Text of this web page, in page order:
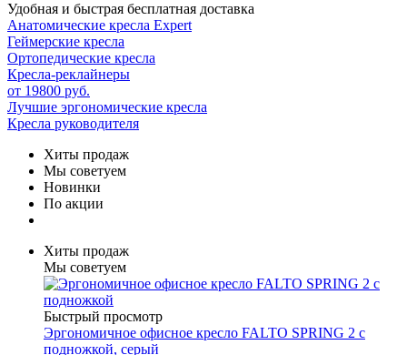
Удобная и быстрая бесплатная доставка
Анатомические кресла Expert
Геймерские кресла
Ортопедические кресла
Кресла-реклайнеры
от 19800 руб.
Лучшие эргономические кресла
Кресла руководителя
Хиты продаж
Мы советуем
Новинки
По акции
Хиты продаж
Мы советуем
Быстрый просмотр
Эргономичное офисное кресло FALTO SPRING 2 с
подножкой, серый